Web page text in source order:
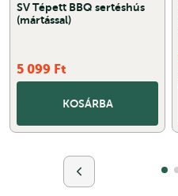
SV Tépett BBQ sertéshús
(mártással)
5 099 Ft
KOSÁRBA